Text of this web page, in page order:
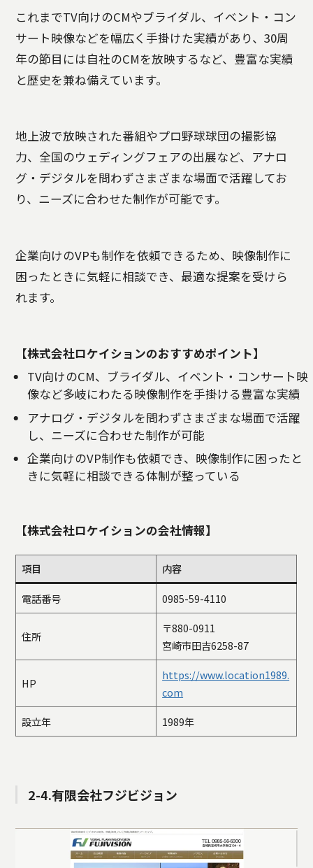
これまでTV向けのCMやブライダル、イベント・コン
サート映像などを幅広く手掛けた実績があり、30周
年の節目には自社のCMを放映するなど、豊富な実績
と歴史を兼ね備えています。
地上波で放映された番組やプロ野球球団の撮影協
力、全国のウェディングフェアの出展など、アナロ
グ・デジタルを問わずさまざまな場面で活躍してお
り、ニーズに合わせた制作が可能です。
企業向けのVPも制作を依頼できるため、映像制作に
困ったときに気軽に相談でき、最適な提案を受けら
れます。
【株式会社ロケイションのおすすめポイント】
TV向けのCM、ブライダル、イベント・コンサート映
像など多岐にわたる映像制作を手掛ける豊富な実績
アナログ・デジタルを問わずさまざまな場面で活躍
し、ニーズに合わせた制作が可能
企業向けのVP制作も依頼でき、映像制作に困ったと
きに気軽に相談できる体制が整っている
【株式会社ロケイションの会社情報】
項目 内容
電話番号 0985-59-4110
住所
〒880-0911
宮崎市田吉6258-87
HP
https://www.location1989.
com
設立年
1989年
2-4.有限会社フジビジョン